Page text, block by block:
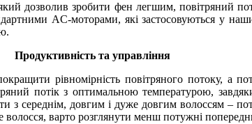
дозволив зробити фен легшим,
AC-моторами, які застосовуються у
Продуктивність та управління
рівномірність повітряного потоку, а
потік з оптимальною температурою,
середнім, довгим і дуже довгим волоссям –
варто розглянути менш потужні